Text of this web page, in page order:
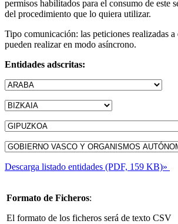
permisos habilitados para el consumo de este
del procedimiento que lo quiera utilizar.
Tipo comunicación: las peticiones realizadas a
pueden realizar en modo asíncrono.
Entidades adscritas:
Descarga listado entidades (PDF, 159 KB)»
Formato de Ficheros:
El formato de los ficheros será de texto CSV